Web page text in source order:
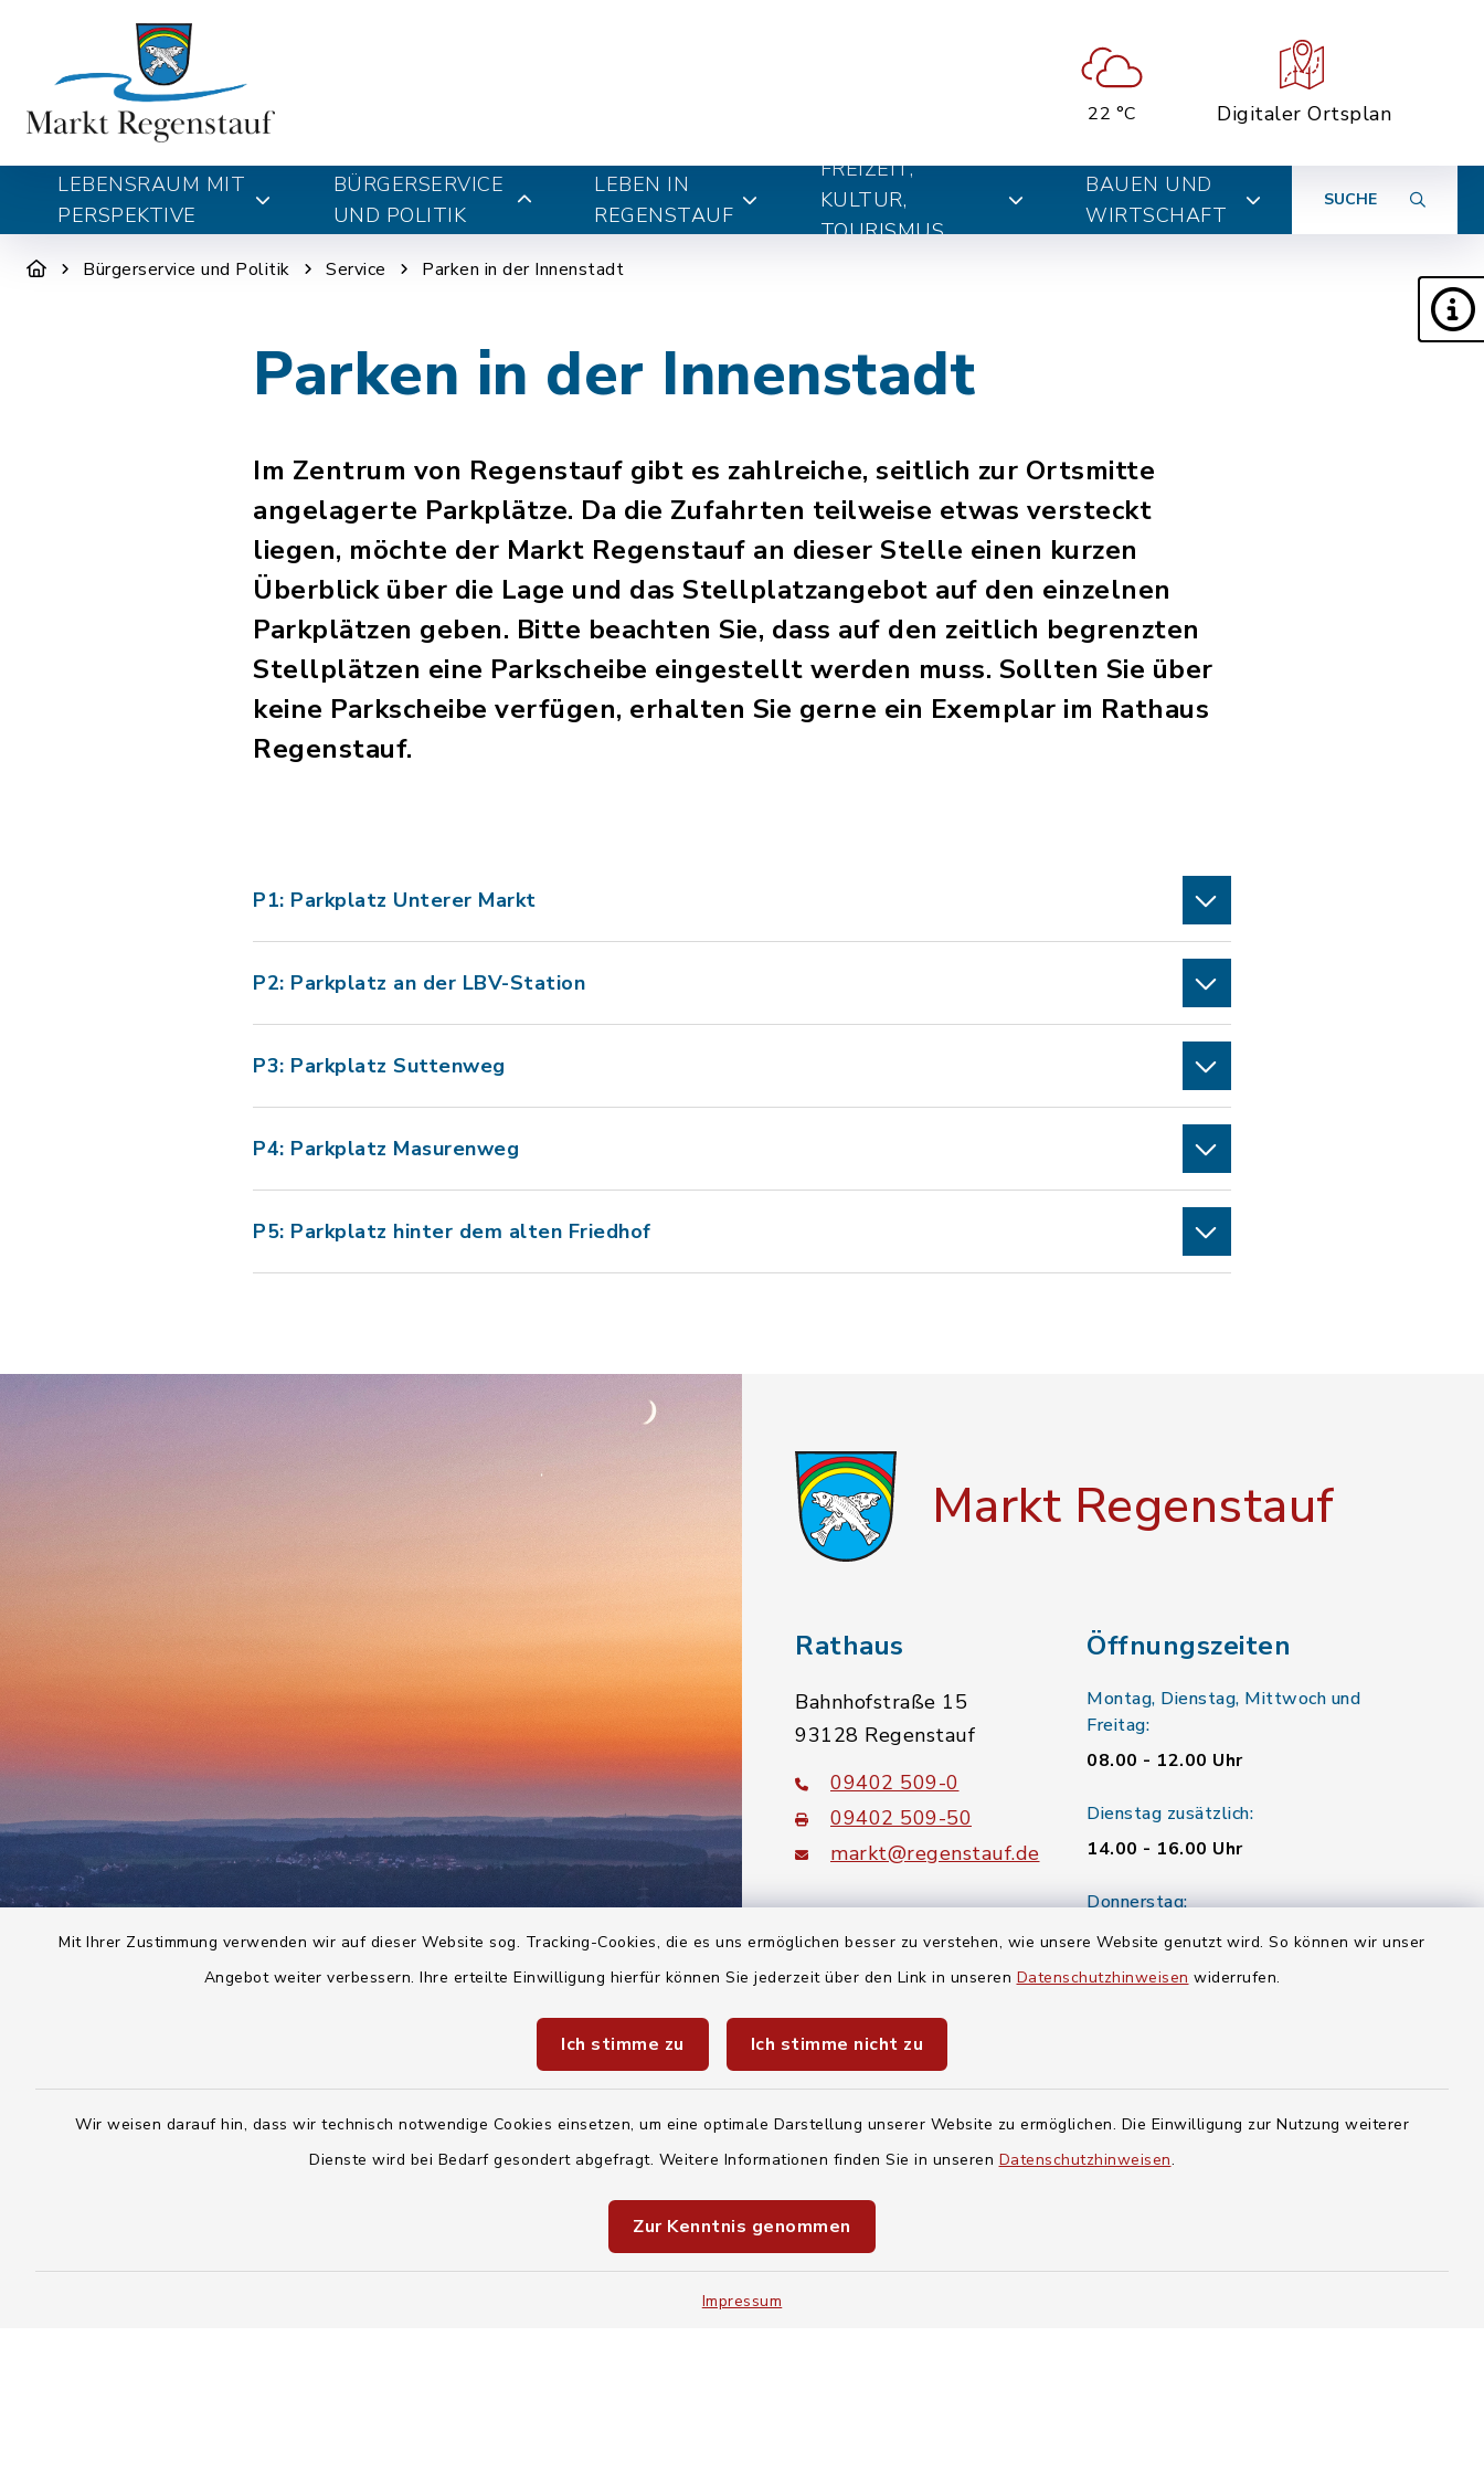
Mit Ihrer Zustimmung verwenden wir auf dieser Website sog. Tracking-Cookies, die es uns ermöglichen besser zu verstehen, wie unsere Website genutzt wird. So können wir unser
Angebot weiter verbessern. Ihre erteilte Einwilligung hierfür können Sie jederzeit über den Link in unseren Datenschutzhinweisen widerrufen.
Ich stimme zu Ich stimme nicht zu
Wir weisen darauf hin, dass wir technisch notwendige Cookies einsetzen, um eine optimale Darstellung unserer Website zu ermöglichen. Die Einwilligung zur Nutzung weiterer
Dienste wird bei Bedarf gesondert abgefragt. Weitere Informationen finden Sie in unseren Datenschutzhinweisen.
Zur Kenntnis genommen
Impressum
22 °C Digitaler Ortsplan
LEBENSRAUM MIT
PERSPEKTIVE
BÜRGERSERVICE
UND POLITIK
LEBEN IN
REGENSTAUF
FREIZEIT,
KULTUR,
TOURISMUS
BAUEN UND
WIRTSCHAFT
SUCHE
Bürgerservice und Politik Service Parken in der Innenstadt
Parken in der Innenstadt
Im Zentrum von Regenstauf gibt es zahlreiche, seitlich zur Ortsmitte
angelagerte Parkplätze. Da die Zufahrten teilweise etwas versteckt
liegen, möchte der Markt Regenstauf an dieser Stelle einen kurzen
Überblick über die Lage und das Stellplatzangebot auf den einzelnen
Parkplätzen geben. Bitte beachten Sie, dass auf den zeitlich begrenzten
Stellplätzen eine Parkscheibe eingestellt werden muss. Sollten Sie über
keine Parkscheibe verfügen, erhalten Sie gerne ein Exemplar im Rathaus
Regenstauf.
P1: Parkplatz Unterer Markt
P2: Parkplatz an der LBV-Station
P3: Parkplatz Suttenweg
P4: Parkplatz Masurenweg
P5: Parkplatz hinter dem alten Friedhof
Markt Regenstauf
Rathaus
Bahnhofstraße 15
93128 Regenstauf
09402 509-0
09402 509-50
markt@regenstauf.de
Öffnungszeiten
Montag, Dienstag, Mittwoch und
Freitag:
08.00 - 12.00 Uhr
Dienstag zusätzlich:
14.00 - 16.00 Uhr
Donnerstag:
13.30 - 17.30 Uhr
Landratsamt Regensburg
Mitfahrzentrale
Baby- und Kindersitterdienst
Unwetterwarnungen des
Deutschen Wetterdiensts